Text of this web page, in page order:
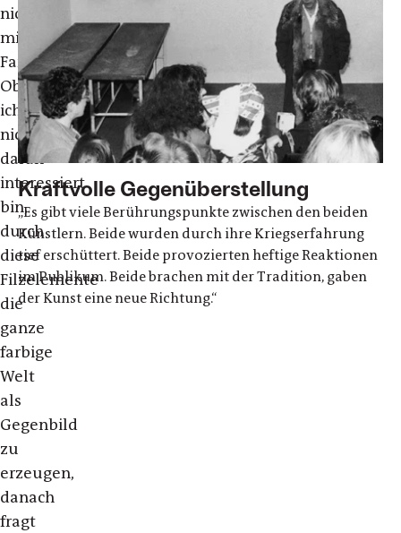
nicht
mit
Farbe?
Ob
ich
nicht
daran
interessiert
bin,
durch
diese
Filzelemente
die
ganze
farbige
Welt
als
Gegenbild
zu
erzeugen,
danach
fragt
Kraftvolle Gegenüberstellung
„Es gibt viele Berührungspunkte zwischen den beiden
Künstlern. Beide wurden durch ihre Kriegserfahrung
tief erschüttert. Beide provozierten heftige Reaktionen
im Publikum. Beide brachen mit der Tradition, gaben
der Kunst eine neue Richtung.“